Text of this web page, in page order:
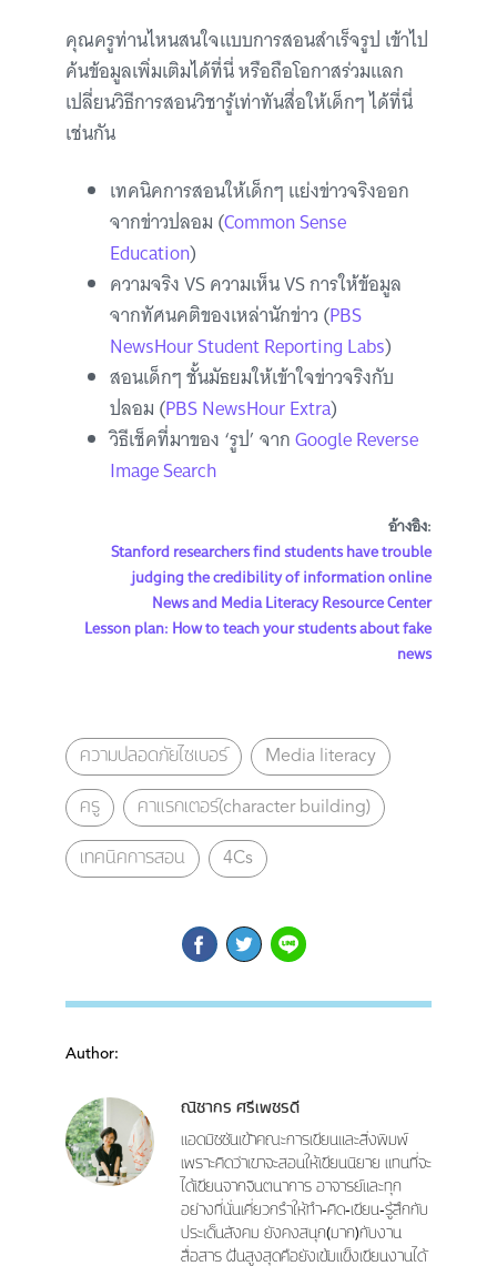
คุณครูท่านไหนสนใจแบบการสอนสำเร็จรูป เข้าไป
ค้นข้อมูลเพิ่มเติมได้ที่นี่ หรือถือโอกาสร่วมแลก
เปลี่ยนวิธีการสอนวิชารู้เท่าทันสื่อให้เด็กๆ ได้ที่นี่
เช่นกัน
เทคนิคการสอนให้เด็กๆ แย่งข่าวจริงออก
จากข่าวปลอม (Common Sense
Education)
ความจริง VS ความเห็น VS การให้ข้อมูล
จากทัศนคติของเหล่านักข่าว (PBS
NewsHour Student Reporting Labs)
สอนเด็กๆ ชั้นมัธยมให้เข้าใจข่าวจริงกับ
ปลอม (PBS NewsHour Extra)
วิธีเช็คที่มาของ ‘รูป’ จากGoogle Reverse
Image Search
อ้างอิง:
Stanford researchers find students have trouble
judging the credibility of information online
News and Media Literacy Resource Center
Lesson plan: How to teach your students about fake
news
ความปลอดภัยไซเบอร์ Media literacy
ครู คาแรกเตอร์(character building)
เทคนิคการสอน 4Cs
Author:
ณิชากร ศรีเพชรดี
แอดมิชชันเข้าคณะการเขียนและสิ่งพิมพ์
เพราะคิดว่าเขาจะสอนให้เขียนนิยาย แทนที่จะ
ได้เขียนจากจินตนาการ อาจารย์และทุก
อย่างที่นั่นเคี่ยวกรำให้ทำ-คิด-เขียน-รู้สึกกับ
ประเด็นสังคม ยังคงสนุก(มาก)กับงาน
สื่อสาร ฝันสูงสุดคือยังเข้มแข็งเขียนงานได้